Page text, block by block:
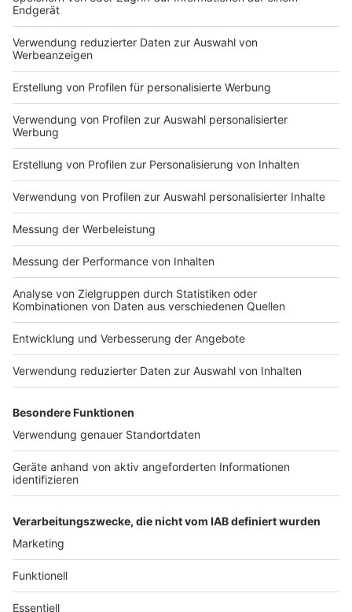
"Ab 18 dürfen Eltern nichts mehr für ihre Kinder
entscheiden. Eine Vorsorgevollmacht, die auch den
digitalen Nachlass regelt, ist dann sinnvoll."
Professionelle Unterstützung: Wann ist sie
sinnvoll?
Anzeige
Die Erstellung eines digitalen Nachlasses kann
komplex sein. Neben der Bestandsaufnahme sollten
auch rechtliche Regelungen wie Vollmachten oder
Testamente berücksichtigt werden. "Die erste
Auseinandersetzung sollte man selbst machen", meint
Unterstützung holen, um sicherzustellen, dass nichts
vergessen wird." Verbraucherzentralen oder
spezialisierte Anwälte bieten hierfür Musterformulare
und Beratung an.
Ein frühzeitiger Überblick und klare Regelungen helfen
nicht nur den Hinterbliebenen, sondern schützen auch
persönliche Daten und Vermögenswerte.
Anzeige